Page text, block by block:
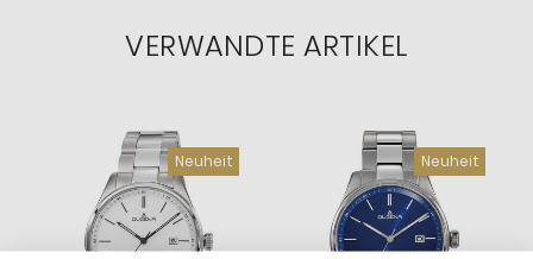
VERWANDTE ARTIKEL
Neuheit Neuheit